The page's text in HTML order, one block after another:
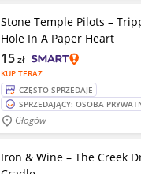
Stone Temple Pilots –
Hole In A Paper Heart
KUP TERAZ
15zł
CZĘSTO SPRZEDAJE
SPRZEDAJĄCY: OSOBA
Głogów
Iron & Wine – The Creek